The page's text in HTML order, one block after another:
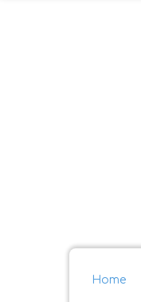
Home